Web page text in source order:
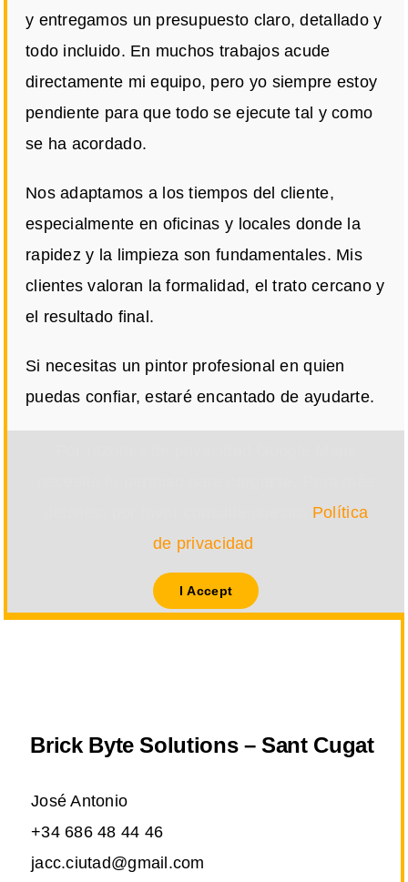
y entregamos un presupuesto claro, detallado y
todo incluido. En muchos trabajos acude
directamente mi equipo, pero yo siempre estoy
pendiente para que todo se ejecute tal y como
se ha acordado.
Nos adaptamos a los tiempos del cliente,
especialmente en oficinas y locales donde la
rapidez y la limpieza son fundamentales. Mis
clientes valoran la formalidad, el trato cercano y
el resultado final.
Si necesitas un pintor profesional en quien
puedas confiar, estaré encantado de ayudarte.
Política
de privacidad
I Accept
Brick Byte Solutions – Sant Cugat
José Antonio
+34 686 48 44 46
jacc.ciutad@gmail.com